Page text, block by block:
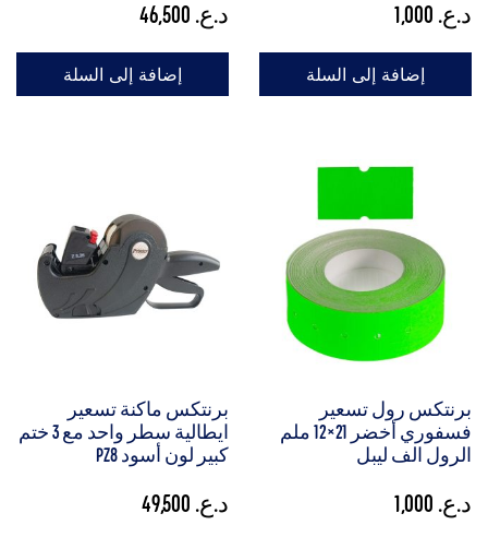
د.ع.
إضافة إلى السلة
د.ع.
إضافة إلى السلة
برنتكس رول تسعير
فسفوري أخضر 21×12 ملم
الرول الف ليبل
د.ع.
برنتكس ماكنة تسعير
ايطالية سطر واحد مع 3 ختم
كبير لون أسود PZ8
د.ع.